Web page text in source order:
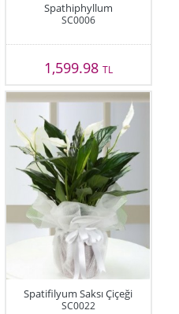
Spathiphyllum
SC0006
1,599.98 TL
Spatifilyum Saksı Çiçeği
SC0022